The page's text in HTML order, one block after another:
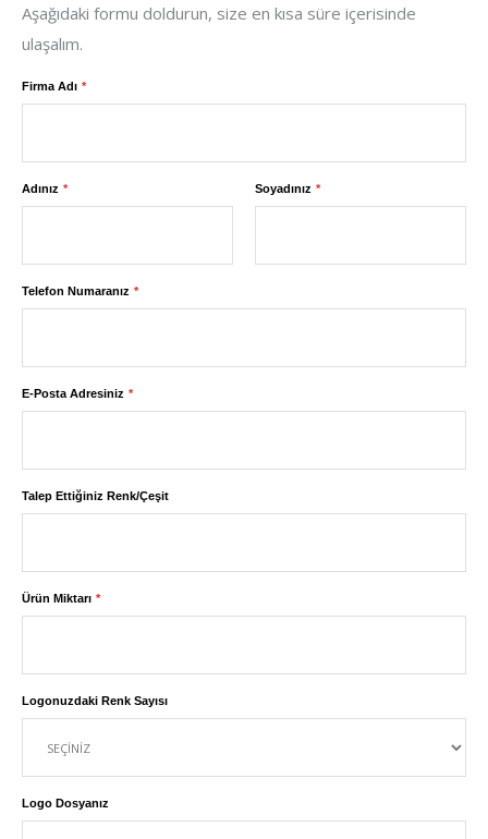
Aşağıdaki formu doldurun, size en kısa süre içerisinde
ulaşalım.
Firma Adı
Adınız Soyadınız
Telefon Numaranız
E-Posta Adresiniz
Talep Ettiğiniz Renk/Çeşit
Ürün Miktarı
Logonuzdaki Renk Sayısı
Logo Dosyanız